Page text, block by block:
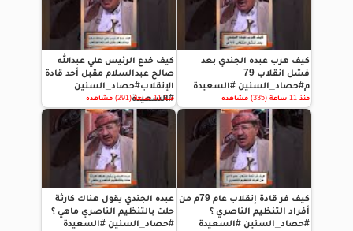
كيف هرب عبده الجندي بعد
فشل انقلاب 79
م#حصاد_السنين #السعيدة
منذ 11 ساعة (335) مشاهده
كيف خدع الرئيس علي عبدالله
صالح عبدالسلام مقبل أحد قادة
الإنقلاب#حصاد_السنين
#السعيدة
منذ 11 ساعة (291) مشاهده
كيف فر قادة إنقلاب عام 79م من
أفراد التنظيم الناصري ؟
#حصاد_السنين #السعيدة
عبده الجندي يقول هناك كارثة
حلت بالتنظيم الناصري ماهي ؟
#حصاد_السنين #السعيدة